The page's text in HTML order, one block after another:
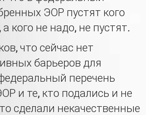
ЭОР пустят кого
кого не надо, не пустят.
что сейчас нет
барьеров для
перечень
и те, кто подались и не
сделали некачественные